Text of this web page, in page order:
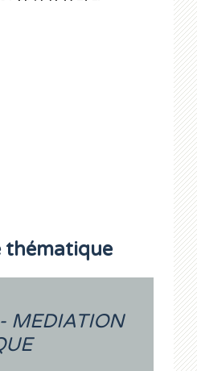
thématique
MEDIATION